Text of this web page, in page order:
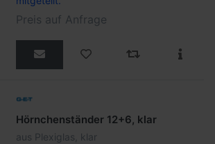
Preis auf Anfrage
Hörnchenständer 12+6, klar
aus Plexiglas, klar